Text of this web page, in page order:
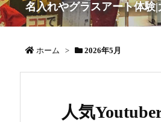
名入れやグラスアート体験
ホーム > 2026年5月
人気